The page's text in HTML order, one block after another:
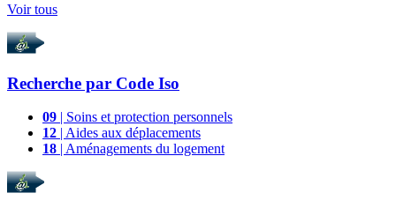
Voir tous
Recherche par Code Iso
09 | Soins et protection personnels
12 | Aides aux déplacements
18 | Aménagements du logement